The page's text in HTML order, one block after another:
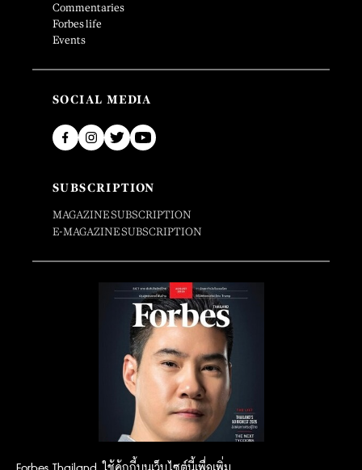
Commentaries
Forbes life
Events
SOCIAL MEDIA
SUBSCRIPTION
MAGAZINE SUBSCRIPTION
E-MAGAZINE SUBSCRIPTION